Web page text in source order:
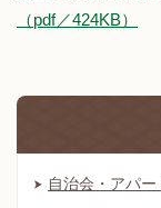
（pdf／424KB）
自治会・アパ